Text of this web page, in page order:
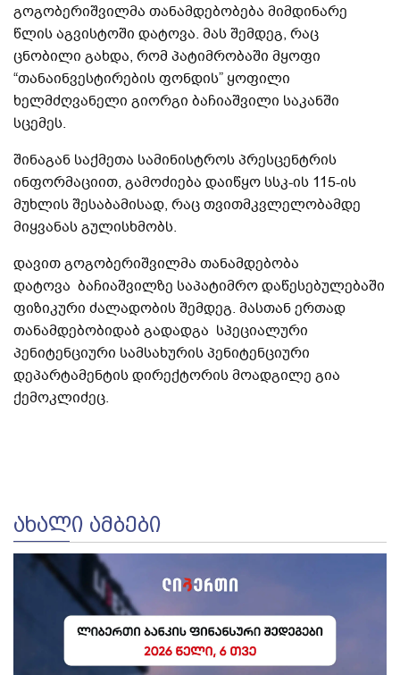
გოგობერიშვილმა თანამდებობება მიმდინარე
წლის აგვისტოში დატოვა. მას შემდეგ, რაც
ცნობილი გახდა, რომ პატიმრობაში მყოფი
“თანაინვესტირების ფონდის” ყოფილი
ხელმძღვანელი გიორგი ბაჩიაშვილი საკანში
სცემეს.
შინაგან საქმეთა სამინისტროს პრესცენტრის
ინფორმაციით, გამოძიება დაიწყო სსკ-ის 115-ის
მუხლის შესაბამისად, რაც თვითმკვლელობამდე
მიყვანას გულისხმობს.
დავით გოგობერიშვილმა თანამდებობა
დატოვა ბაჩიაშვილზე საპატიმრო დაწესებულებაში
ფიზიკური ძალადობის შემდეგ. მასთან ერთად
თანამდებობიდაბ გადადგა სპეციალური
პენიტენციური სამსახურის პენიტენციური
დეპარტამენტის დირექტორის მოადგილე გია
ქემოკლიძეც.
ᲐᲮᲐᲚᲘ ᲐᲛᲑᲔᲑᲘ